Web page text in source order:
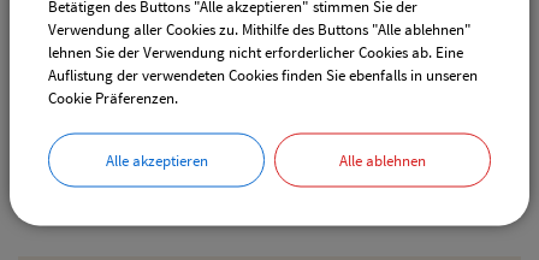
downloaden
Den gewählten Termin als iCal-Kalenderdatei
downloaden
Drucken
Betätigen des Buttons "Alle akzeptieren" stimmen Sie der
Verwendung aller Cookies zu. Mithilfe des Buttons "Alle ablehnen"
lehnen Sie der Verwendung nicht erforderlicher Cookies ab. Eine
Auflistung der verwendeten Cookies finden Sie ebenfalls in unseren
Cookie Präferenzen.
Alle akzeptieren Alle ablehnen